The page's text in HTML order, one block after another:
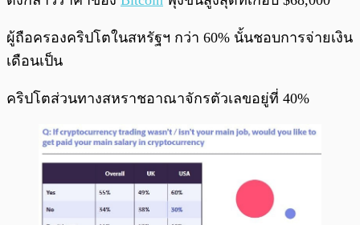
ผู้ถือครองคริปโตในสหรัฐฯ กว่า 60% นั้นชอบการจ่ายเงิน
เดือนเป็น
คริปโตส่วนทางสหราชอาณาจักรตัวเลขอยู่ที่ 40%